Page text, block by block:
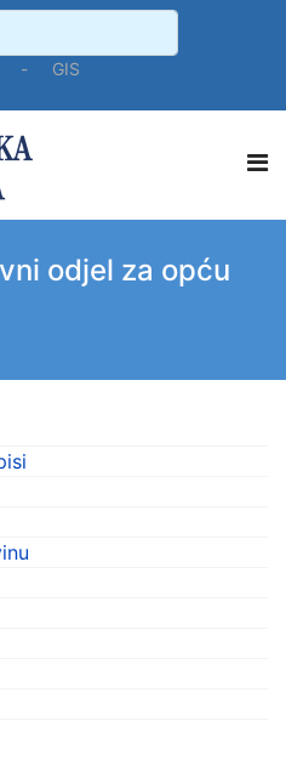
GIS
odjel za opću